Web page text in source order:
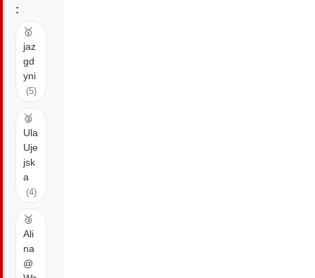
:
🥇
jaz
gd
yni
(5)
🥈
Ula
Uje
jsk
a
(4)
🥉
Ali
na
@